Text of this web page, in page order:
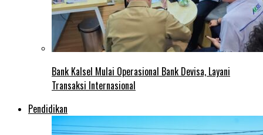
Bank Kalsel Mulai Operasional Bank Devisa, Layani
Transaksi Internasional
Pendidikan